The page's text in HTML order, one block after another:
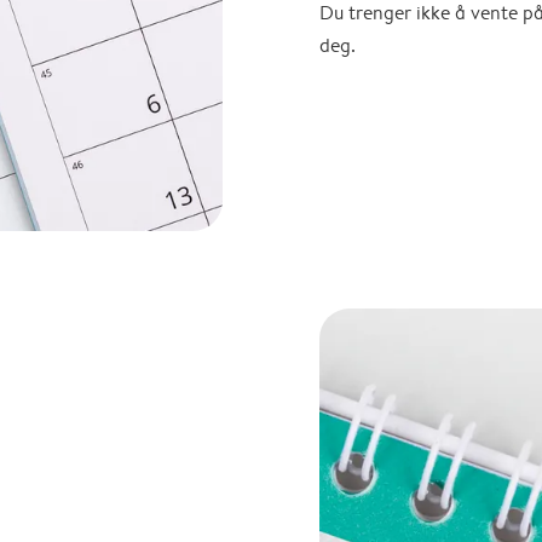
Du trenger ikke å vente
deg.